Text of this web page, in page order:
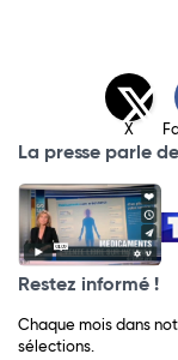
X
La presse parle
Restez informé !
Chaque mois dans
sélections.